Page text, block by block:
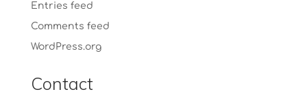
Entries feed
Comments feed
WordPress.org
Contact